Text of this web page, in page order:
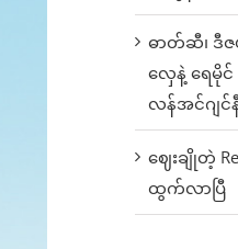
ဓာတ်ဆီ၊ ဒီ
လှေနဲ့ ရေမိုင်
လန်အင်ဂျင်
ဈေးချိုတဲ့
ထွက်လာပြီ